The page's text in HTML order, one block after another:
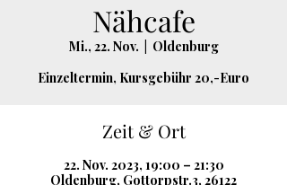
Nähcafe
Mi., 22. Nov.
Oldenburg
Einzeltermin, Kursgebühr 20,-Euro
Zeit & Ort
22. Nov. 2023, 19:00 – 21:30
Oldenburg, Gottorpstr.3, 26122